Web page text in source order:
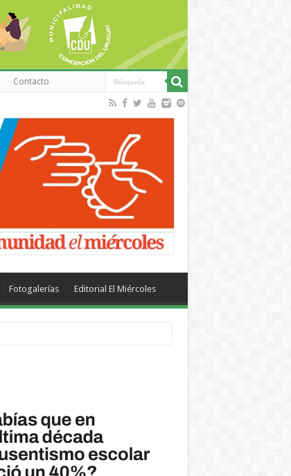
Contacto
Fotogalerías Editorial El Miércoles